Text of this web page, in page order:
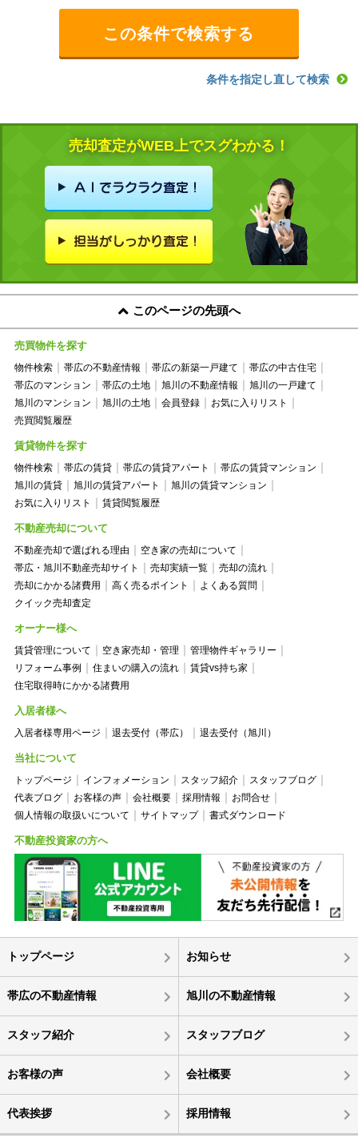
条件を指定し直して検索
売却査定がWEB上でスグわかる！
このページの先頭へ
売買物件を探す
物件検索 帯広の不動産情報 帯広の新築一戸建て
帯広の中古住宅
帯広のマンション
帯広の土地 旭川の不動産情報
旭川の一戸建て
旭川のマンション
旭川の土地 会員登録
お気に入りリスト
売買閲覧履歴
賃貸物件を探す
物件検索 帯広の賃貸 帯広の賃貸アパート
帯広の賃貸マンション
旭川の賃貸
旭川の賃貸アパート
旭川の賃貸マンション
お気に入りリスト
賃貸閲覧履歴
不動産売却について
不動産売却で選ばれる理由
空き家の売却について
帯広・旭川不動産売却サイト
売却実績一覧
売却の流れ
売却にかかる諸費用
高く売るポイント
よくある質問
クイック売却査定
オーナー様へ
賃貸管理について 空き家売却・管理
管理物件ギャラリー
リフォーム事例
住まいの購入の流れ
賃貸vs持ち家
住宅取得時にかかる諸費用
入居者様へ
入居者様専用ページ 退去受付（帯広） 退去受付（旭川）
当社について
トップページ インフォメーション スタッフ紹介
スタッフブログ
代表ブログ
お客様の声 会社概要 採用情報
お問合せ
個人情報の取扱いについて
サイトマップ 書式ダウンロード
不動産投資家の方へ
トップページ お知らせ
帯広の不動産情報 旭川の不動産情報
スタッフ紹介 スタッフブログ
お客様の声 会社概要
代表挨拶 採用情報